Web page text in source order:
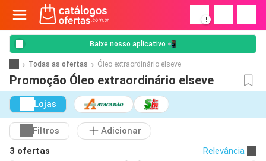
!
Baixe nosso aplicativo 📲
Todas as ofertas Óleo extraordinário elseve
Promoção Óleo extraordinário elseve
Lojas
Filtros
Adicionar
3 ofertas
Relevância